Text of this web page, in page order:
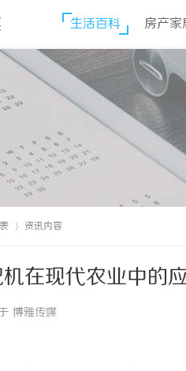
生活百科 房产家
资讯内容
在现代农业中的
博雅传媒